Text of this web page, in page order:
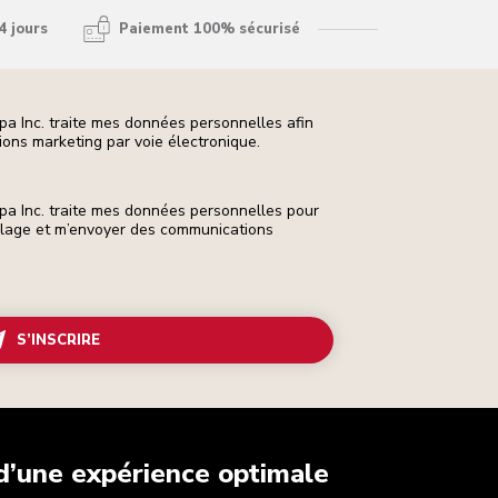
jours Paiement 100% sécurisé
Inc. traite mes données personnelles afin
marketing par voie électronique.
Inc. traite mes données personnelles pour
et m’envoyer des communications
S’INSCRIRE
expérience optimale